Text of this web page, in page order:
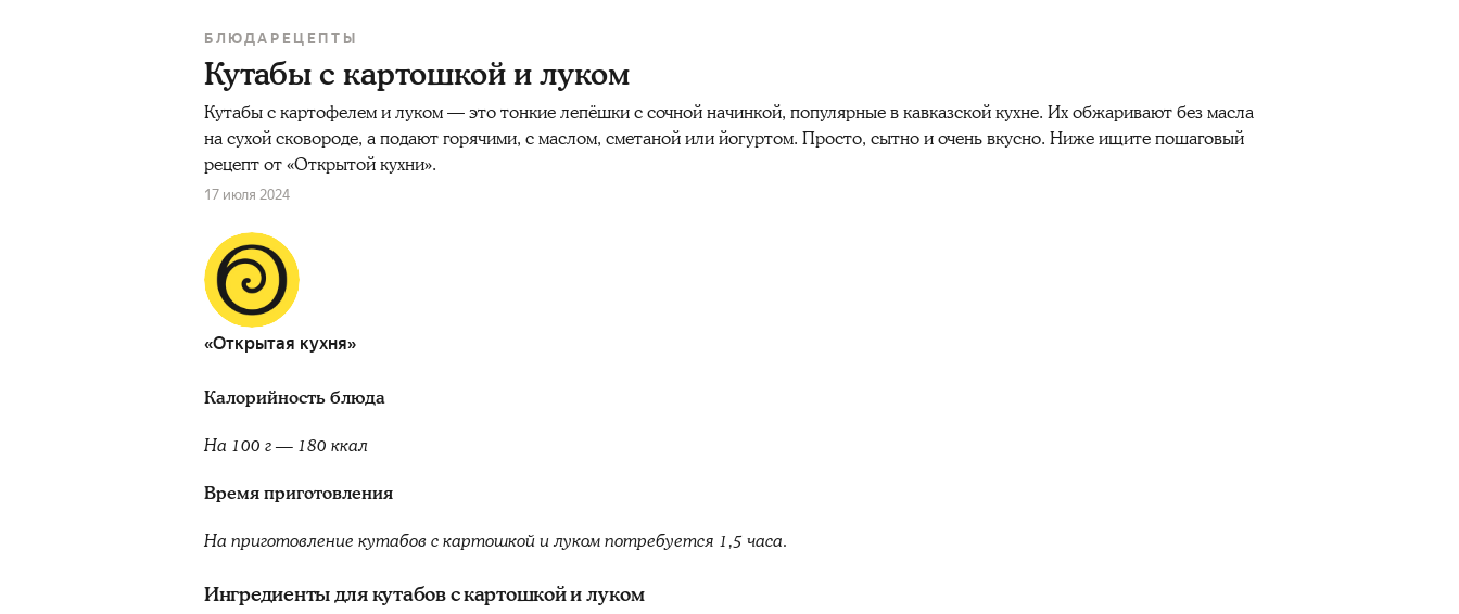
БЛЮДА РЕЦЕПТЫ
Кутабы с картошкой и луком
Кутабы с картофелем и луком — это тонкие лепёшки с сочной начинкой, популярные в кавказской кухне. Их обжаривают без масла
на сухой сковороде, а подают горячими, с маслом, сметаной или йогуртом. Просто, сытно и очень вкусно. Ниже ищите пошаговый
рецепт от «Открытой кухни».
17 июля 2024
«Открытая кухня»
Калорийность блюда
На 100 г — 180 ккал
Время приготовления
На приготовление кутабов с картошкой и луком потребуется 1,5 часа.
Ингредиенты для кутабов с картошкой и луком